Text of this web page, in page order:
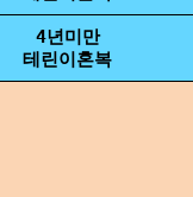
4년미만
테린이혼복